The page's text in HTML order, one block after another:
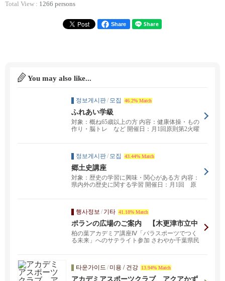
Total View : 1266 persons
Share
You may also like...
정보게시판/ 모집 46.2% Match
ふれあい学級
対象：概ね65歳以上の方 内容：健康体操・もの
作り・脳トレ など 開催日：月1回原則第2火曜
정보게시판/ 모집 43.44% Match
郷土史講座
対象：歴史の学習に興味・関心がある方 内容：
県内外の歴史に関する学習 開催日：月1回 原
행사정보 / 기타 41.18% Match
ポランの広場のご案内 【木更津市立中
央公民館】
柏の葉アカデミア講座Ⅳ「パラスポーツでつく
る未来」へのサテライト参加 さわやか千葉県民
타운가이드 / 미용 / 건강 13.94% Match
アカデミアスポーツクラブ アクアかず